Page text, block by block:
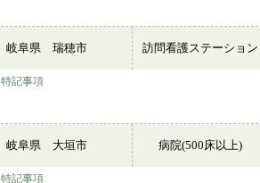
岐阜県 瑞穂市 訪問看護ステーション
特記事項
岐阜県 大垣市 病院(500床以上)
特記事項